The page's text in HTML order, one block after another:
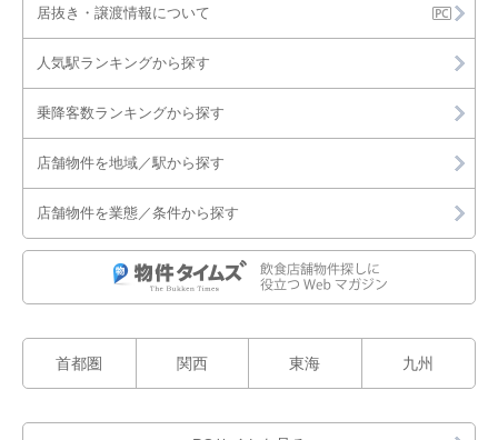
居抜き・譲渡情報について
人気駅ランキングから探す
乗降客数ランキングから探す
店舗物件を地域／駅から探す
店舗物件を業態／条件から探す
首都圏 関西 東海 九州